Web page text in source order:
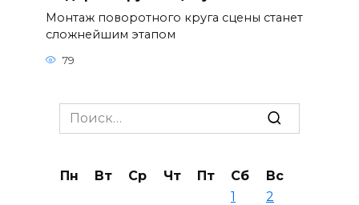
Монтаж поворотного круга сцены станет
сложнейшим этапом
79
Search
for:
Пн Вт Ср Чт Пт Сб
Вс
1
2